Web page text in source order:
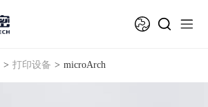
> 打印设备 > microArch